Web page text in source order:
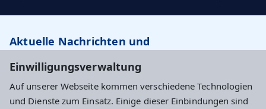
Einwilligungsverwaltung
Auf unserer Webseite kommen verschiedene Technologien
und Dienste zum Einsatz. Einige dieser Einbindungen sind
Aktuelle Nachrichten und
Newsletter abonnieren